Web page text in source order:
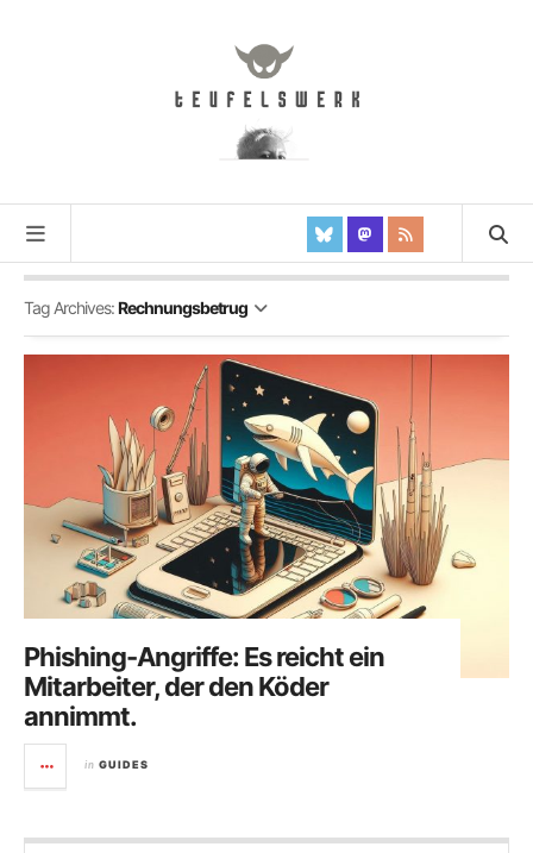
Tag Archives:Rechnungsbetrug
Phishing-Angriffe: Es reicht ein
Mitarbeiter, der den Köder
annimmt.
in GUIDES